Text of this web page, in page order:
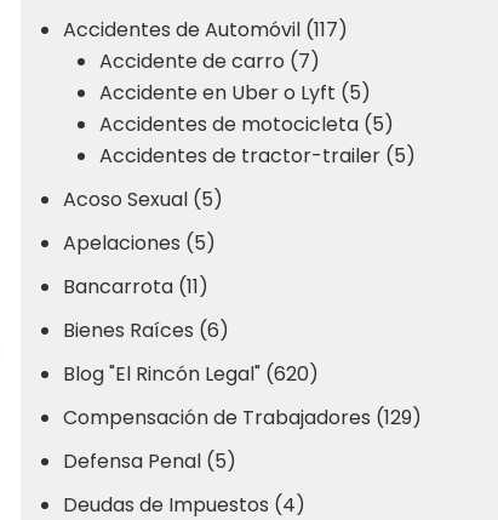
Accidentes de Automóvil (117)
Accidente de carro (7)
Accidente en Uber o Lyft (5)
Accidentes de motocicleta (5)
Accidentes de tractor-trailer (5)
Acoso Sexual (5)
Apelaciones (5)
Bancarrota (11)
Bienes Raíces (6)
Blog "El Rincón Legal" (620)
Compensación de Trabajadores (129)
Defensa Penal (5)
Deudas de Impuestos (4)